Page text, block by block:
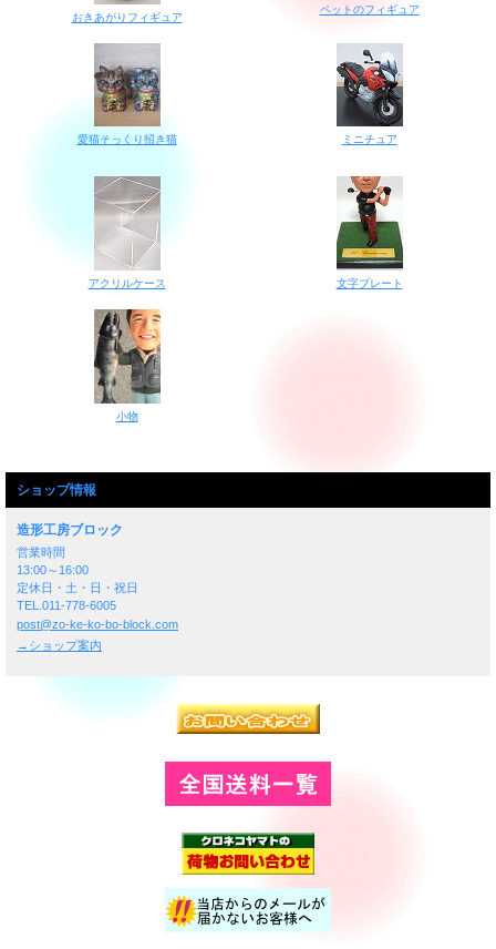
おきあがりフィギュア
ペットのフィギュア
愛猫そっくり招き猫 ミニチュア
アクリルケース 文字プレート
小物
ショップ情報
造形工房ブロック
営業時間
13:00～16:00
定休日・土・日・祝日
TEL.011-778-6005
post@zo-ke-ko-bo-block.com
→ショップ案内